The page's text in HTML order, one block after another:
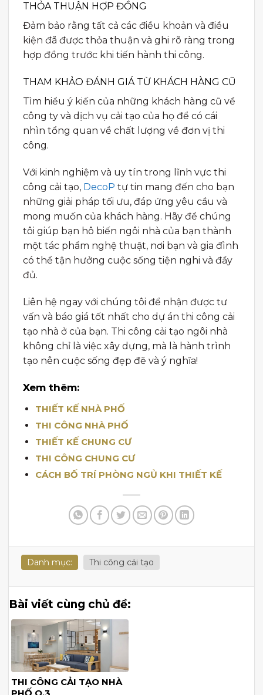
THỎA THUẬN HỢP ĐỒNG
Đảm bảo rằng tất cả các điều khoản và điều
kiện đã được thỏa thuận và ghi rõ ràng trong
hợp đồng trước khi tiến hành thi công.
THAM KHẢO ĐÁNH GIÁ TỪ KHÁCH HÀNG CŨ
Tìm hiểu ý kiến của những khách hàng cũ về
công ty và dịch vụ cải tạo của họ để có cái
nhìn tổng quan về chất lượng về đơn vị thi
công.
Với kinh nghiệm và uy tín trong lĩnh vực thi
công cải tạo, DecoP tự tin mang đến cho bạn
những giải pháp tối ưu, đáp ứng yêu cầu và
mong muốn của khách hàng. Hãy để chúng
tôi giúp bạn hô biến ngôi nhà của bạn thành
một tác phẩm nghệ thuật, nơi bạn và gia đình
có thể tận hưởng cuộc sống tiện nghi và đầy
đủ.
Liên hệ ngay với chúng tôi để nhận được tư
vấn và báo giá tốt nhất cho dự án thi công cải
tạo nhà ở của bạn. Thi công cải tạo ngôi nhà
không chỉ là việc xây dựng, mà là hành trình
tạo nên cuộc sống đẹp đẽ và ý nghĩa!
Xem thêm:
THIẾT KẾ NHÀ PHỐ
THI CÔNG NHÀ PHỐ
THIẾT KẾ CHUNG CƯ
THI CÔNG CHUNG CƯ
CÁCH BỐ TRÍ PHÒNG NGỦ KHI THIẾT KẾ
Danh mục: Thi công cải tạo
Bài viết cùng chủ đề:
THI CÔNG CẢI TẠO NHÀ